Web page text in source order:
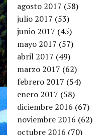
agosto 2017 (58)
julio 2017 (53)
junio 2017 (45)
mayo 2017 (57)
abril 2017 (49)
marzo 2017 (62)
febrero 2017 (54)
enero 2017 (58)
diciembre 2016 (67)
noviembre 2016 (62)
octubre 2016 (70)